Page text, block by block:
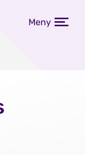
Meny